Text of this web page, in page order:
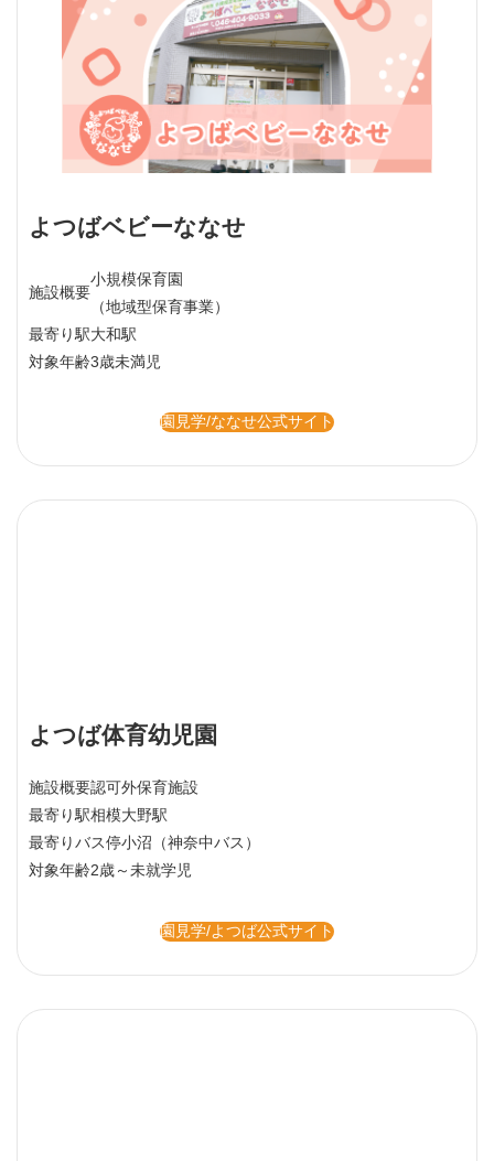
よつばベビーななせ
施設概要
小規模保育園
（地域型保育事業）
最寄り駅大和駅
対象年齢3歳未満児
園見学/ななせ公式サイト
よつば体育幼児園
施設概要認可外保育施設
最寄り駅相模大野駅
最寄りバス停小沼（神奈中バス）
対象年齢2歳～未就学児
園見学/よつば公式サイト